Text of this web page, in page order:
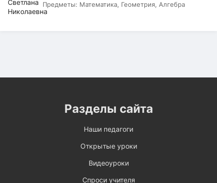
Предметы: Математика, Геометрия, Алгебра
Разделы сайта
Наши педагоги
Открытые уроки
Видеоуроки
Спроси учителя